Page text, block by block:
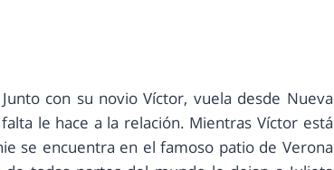
con su novio Víctor, vuela desde Nueva
le hace a la relación. Mientras Víctor está
se encuentra en el famoso patio de Verona